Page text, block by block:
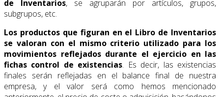
de Inventarios, se agruparán por artículos, grupos,
subgrupos, etc.
Los productos que figuran en el Libro de Inventarios
se valoran con el mismo criterio utilizado para los
movimientos reflejados durante el ejercicio en las
fichas control de existencias. Es decir, las existencias
finales serán reflejadas en el balance final de nuestra
empresa, y el valor será como hemos mencionado